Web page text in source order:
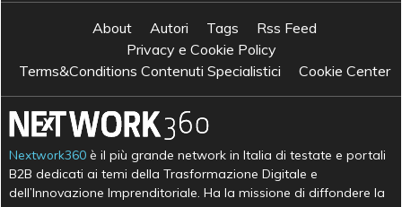
About Autori Tags
Rss Feed
Privacy e Cookie Policy
Terms&Conditions Contenuti Specialistici
Cookie Center
Nextwork360 è il più grande network in Italia di testate e portali
B2B dedicati ai temi della Trasformazione Digitale e
dell’Innovazione Imprenditoriale. Ha la missione di diffondere la